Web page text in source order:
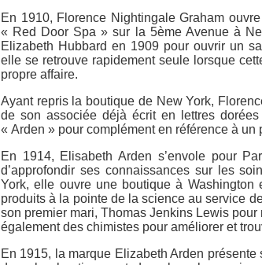
En 1910, Florence Nightingale Graham
« Red Door Spa » sur la 5ème Avenue à
Elizabeth Hubbard en 1909 pour ouvrir un
elle se retrouve rapidement seule lorsque
propre affaire.
Ayant repris la boutique de New York,
de son associée déjà écrit en lettres
« Arden » pour complément en référence à un
En 1914, Elisabeth Arden s’envole pour
d’approfondir ses connaissances sur les
York, elle ouvre une boutique à
produits à la pointe de la science au service
son premier mari, Thomas Jenkins Lewis
également des chimistes pour améliorer et
En 1915, la marque Elizabeth Arden